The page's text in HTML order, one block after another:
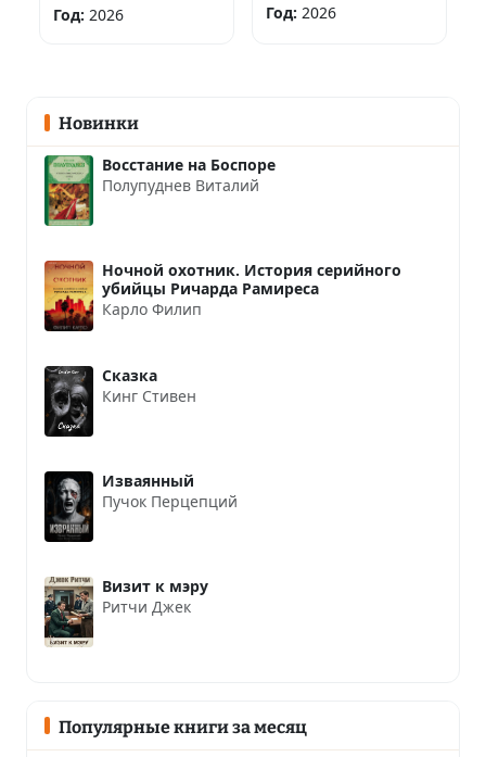
Год: 2026
Год: 2026
Новинки
Восстание на Боспоре
Полупуднев Виталий
Ночной охотник. История серийного
убийцы Ричарда Рамиреса
Карло Филип
Сказка
Кинг Стивен
Изваянный
Пучок Перцепций
Визит к мэру
Ритчи Джек
Популярные книги за месяц